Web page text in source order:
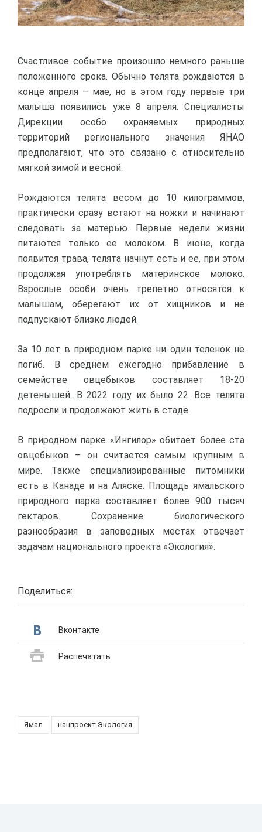
Счастливое событие произошло немного раньше
положенного срока. Обычно телята рождаются в
конце апреля – мае, но в этом году первые три
малыша появились уже 8 апреля. Специалисты
Дирекции особо охраняемых природных
территорий регионального значения ЯНАО
предполагают, что это связано с относительно
мягкой зимой и весной.
Рождаются телята весом до 10 килограммов,
практически сразу встают на ножки и начинают
следовать за матерью. Первые недели жизни
питаются только ее молоком. В июне, когда
появится трава, телята начнут есть и ее, при этом
продолжая употреблять материнское молоко.
Взрослые особи очень трепетно относятся к
малышам, оберегают их от хищников и не
подпускают близко людей.
За 10 лет в природном парке ни один теленок не
погиб. В среднем ежегодно прибавление в
семействе овцебыков составляет 18-20
детенышей. В 2022 году их было 22. Все телята
подросли и продолжают жить в стаде.
В природном парке «Ингилор» обитает более ста
овцебыков – он считается самым крупным в
мире. Также специализированные питомники
есть в Канаде и на Аляске. Площадь ямальского
природного парка составляет более 900 тысяч
гектаров. Сохранение биологического
разнообразия в заповедных местах отвечает
задачам национального проекта «Экология».
Поделиться:
Вконтакте
Распечатать
Ямал нацпроект Экология